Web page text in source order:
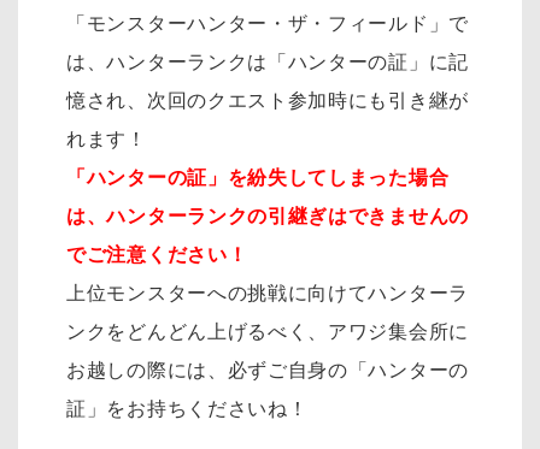
「モンスターハンター・ザ・フィールド」で
は、ハンターランクは「ハンターの証」に記
憶され、次回のクエスト参加時にも引き継が
れます！
「ハンターの証」を紛失してしまった場合
は、ハンターランクの引継ぎはできませんの
でご注意ください！
上位モンスターへの挑戦に向けてハンターラ
ンクをどんどん上げるべく、アワジ集会所に
お越しの際には、必ずご自身の「ハンターの
証」をお持ちくださいね！